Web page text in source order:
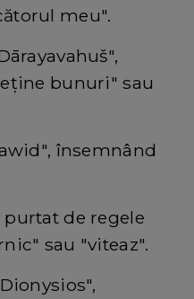
meu".
bunuri" sau
însemnând
de regele
sau "viteaz".